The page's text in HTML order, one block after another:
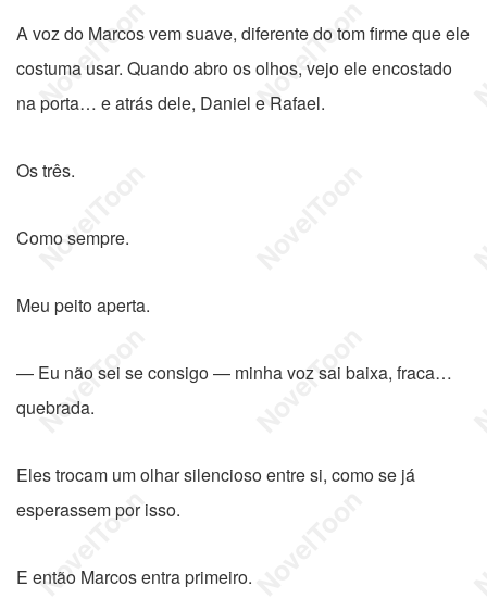
A voz do Marcos vem suave, diferente do tom firme que ele
costuma usar. Quando abro os olhos, vejo ele encostado
na porta… e atrás dele, Daniel e Rafael.
Os três.
Como sempre.
Meu peito aperta.
— Eu não sei se consigo — minha voz sai baixa, fraca…
quebrada.
Eles trocam um olhar silencioso entre si, como se já
esperassem por isso.
E então Marcos entra primeiro.